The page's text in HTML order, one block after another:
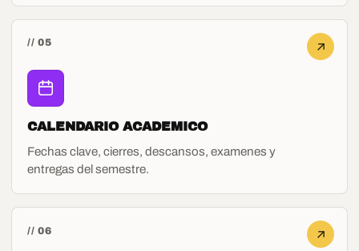
// 05
CALENDARIO ACADEMICO
Fechas clave, cierres, descansos, examenes y
entregas del semestre.
// 06